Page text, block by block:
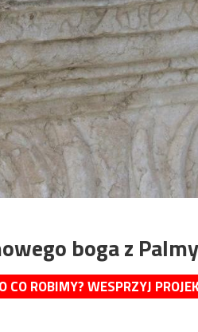
boga z
CO ROBIMY? WESPRZYJ